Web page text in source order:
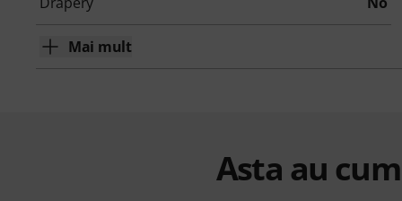
Mai mult
Asta au